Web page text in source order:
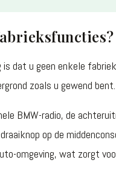
is dat u geen enkele
zoals u gewend bent.
BMW-radio, de
op de
omgeving, wat zorgt